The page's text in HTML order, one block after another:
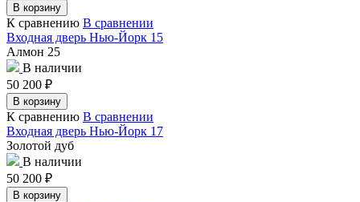
В корзину
К сравнению В сравнении
Входная дверь Нью-Йорк 15
Алмон 25
В наличии
50 200 ₽
В корзину
К сравнению В сравнении
Входная дверь Нью-Йорк 17
Золотой дуб
В наличии
50 200 ₽
В корзину